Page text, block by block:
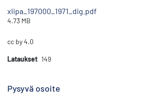
xlipa_197000_1971_dig.pdf
4.73 MB
cc by 4.0
Lataukset 149
Pysyvä osoite